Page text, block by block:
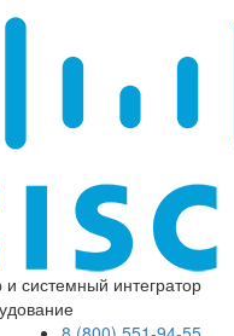
системный интегратор